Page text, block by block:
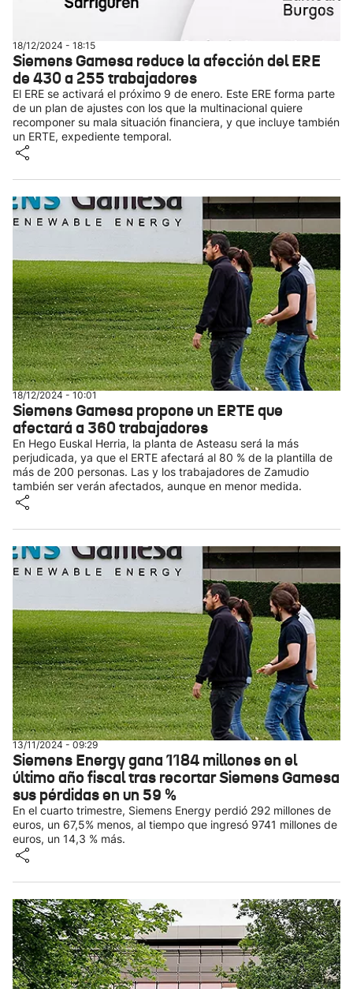
18/12/2024 - 18:15
Siemens Gamesa reduce la afección del ERE
de 430 a 255 trabajadores
El ERE se activará el próximo 9 de enero. Este ERE forma parte
de un plan de ajustes con los que la multinacional quiere
recomponer su mala situación financiera, y que incluye también
un ERTE, expediente temporal.
18/12/2024 - 10:01
Siemens Gamesa propone un ERTE que
afectará a 360 trabajadores
En Hego Euskal Herria, la planta de Asteasu será la más
perjudicada, ya que el ERTE afectará al 80 % de la plantilla de
más de 200 personas. Las y los trabajadores de Zamudio
también ser verán afectados, aunque en menor medida.
13/11/2024 - 09:29
Siemens Energy gana 1184 millones en el
último año fiscal tras recortar Siemens Gamesa
sus pérdidas en un 59 %
En el cuarto trimestre, Siemens Energy perdió 292 millones de
euros, un 67,5% menos, al tiempo que ingresó 9741 millones de
euros, un 14,3 % más.